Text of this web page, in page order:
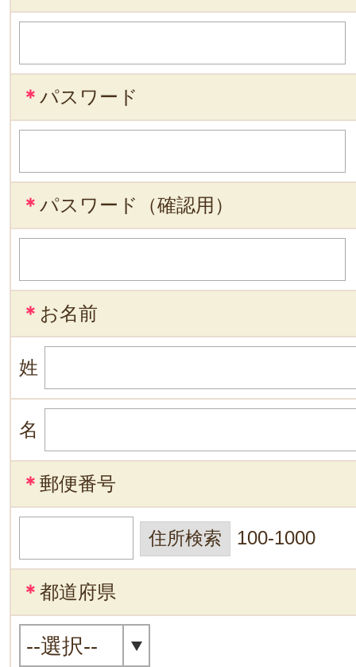
＊ パスワード
＊ パスワード（確認用）
＊ お名前
姓
名
＊ 郵便番号
100-1000
＊ 都道府県